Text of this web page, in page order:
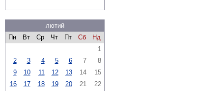
лютий
Пн
Вт Ср Чт Пт Сб
Нд
1
2
3 4 5 6 7
8
9
10 11 12 13 14
15
16
17 18 19 20 21
22